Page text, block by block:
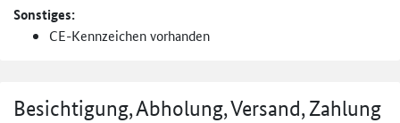
Sonstiges:
CE-Kennzeichen vorhanden
Besichtigung, Abholung, Versand, Zahlung